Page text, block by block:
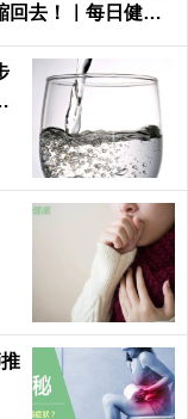
回去！｜每日健康